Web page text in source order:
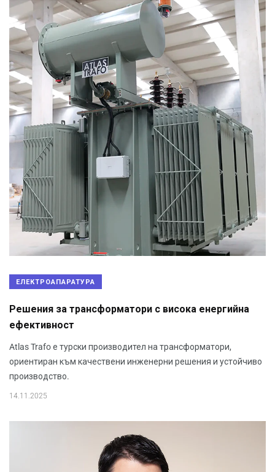
ЕЛЕКТРОАПАРАТУРА
Решения за трансформатори с висока енергийна
ефективност
Atlas Trafo е турски производител на трансформатори,
ориентиран към качествени инженерни решения и устойчиво
производство.
14.11.2025